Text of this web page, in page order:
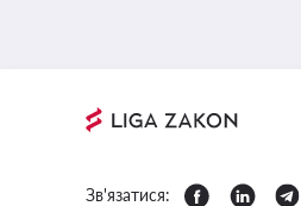
Зв'язатися: